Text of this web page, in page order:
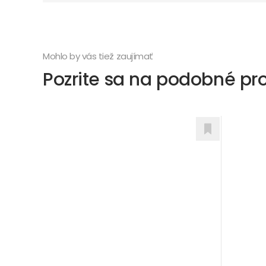
Mohlo by vás tiež zaujímať
Pozrite sa na podobné